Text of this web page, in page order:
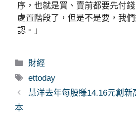
序，也就是買、賣前都要先付
處置階段了，但是不是要，我
認。」
分
類
財經
標
籤
ettoday
慧洋去年每股賺14.16元創
本